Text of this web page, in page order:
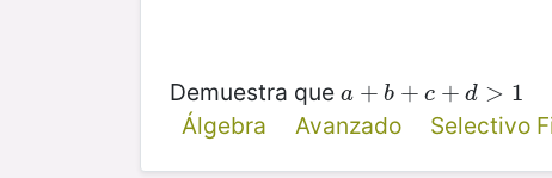
Demuestra que a + b + c + d > 1
a +b + c+d >1
Álgebra
Avanzado Selectivo